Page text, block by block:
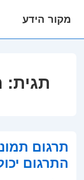
מקור הידע
תגית:
תרגום
התרגום